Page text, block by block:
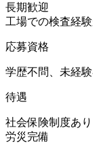
長期歓迎
工場での検査経
応募資格
学歴不問、未経
待遇
社会保険制度あり
労災完備